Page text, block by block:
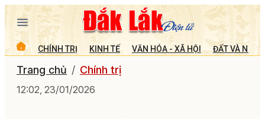
CHÍNH TRỊ KINH TẾ VĂN HÓA - XÃ HỘI ĐẤT VÀ
Trang chủ Chính trị
12:02, 23/01/2026